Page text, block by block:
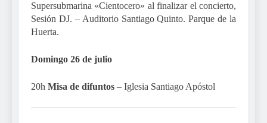
Supersubmarina «Cientocero» al finalizar el concierto,
Sesión DJ. – Auditorio Santiago Quinto. Parque de la
Huerta.
Domingo 26 de julio
20h Misa de difuntos – Iglesia Santiago Apóstol